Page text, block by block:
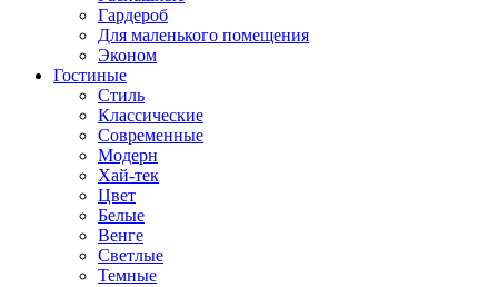
Гардероб
Для маленького помещения
Эконом
Гостиные
Стиль
Классические
Современные
Модерн
Хай-тек
Цвет
Белые
Венге
Светлые
Темные